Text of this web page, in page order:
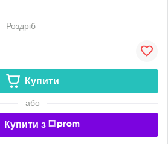
Роздріб
Купити
або
Купити з